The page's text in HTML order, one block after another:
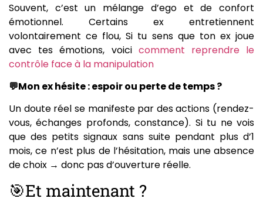
Souvent, c’est un mélange d’ego et de confort
émotionnel. Certains ex entretiennent
volontairement ce flou, Si tu sens que ton ex joue
avec tes émotions, voici comment reprendre le
contrôle face à la manipulation
💬Mon ex hésite : espoir ou perte de temps ?
Un doute réel se manifeste par des actions (rendez-
vous, échanges profonds, constance). Si tu ne vois
que des petits signaux sans suite pendant plus d’1
mois, ce n’est plus de l’hésitation, mais une absence
de choix → donc pas d’ouverture réelle.
🎯Et maintenant ?